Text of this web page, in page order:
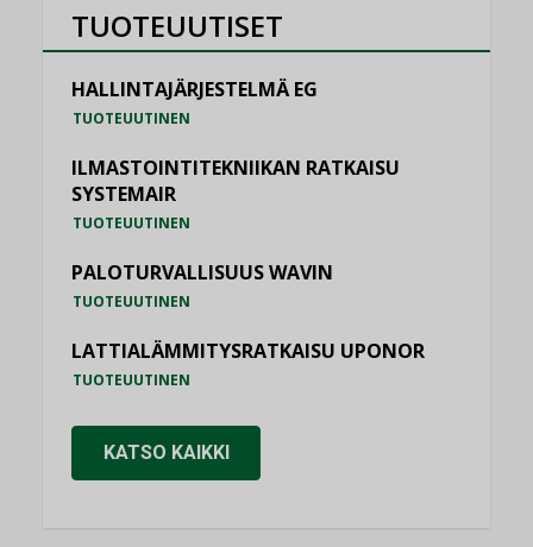
TUOTEUUTISET
HALLINTAJÄRJESTELMÄ EG
TUOTEUUTINEN
ILMASTOINTITEKNIIKAN RATKAISU
SYSTEMAIR
TUOTEUUTINEN
PALOTURVALLISUUS WAVIN
TUOTEUUTINEN
LATTIALÄMMITYSRATKAISU UPONOR
TUOTEUUTINEN
KATSO KAIKKI